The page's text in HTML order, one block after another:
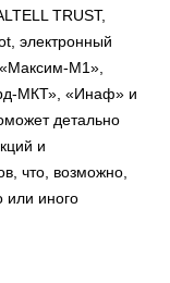
TRUST,
электронный
«Максим-М1»,
МКТ», «Инаф» и
детально
и
что, возможно,
или иного